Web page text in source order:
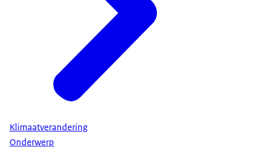
Klimaatverandering
Onderwerp